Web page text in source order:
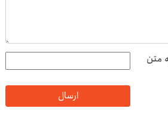
متن
ارسال